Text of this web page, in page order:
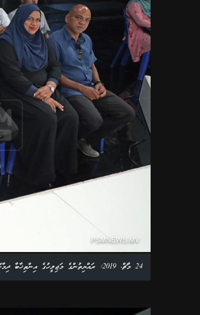
24 މާޗް، 2019: ރައްޔިތުންގެ މަޖިލީހުގެ އިންތިޚާބާ ދިމާކޮށް ޕީއެސްއެމްއިން ބާއްވާ އިންތިޚާބީ ބަހުސްގެ ހިތަދޫ މެދު ދާއިރާގެ ބަހުސްގެ ތެރެއިން. ފޮޓޯ: އަލީ ނަސީރު /ޕީއެސްއެމް ނިއުސް